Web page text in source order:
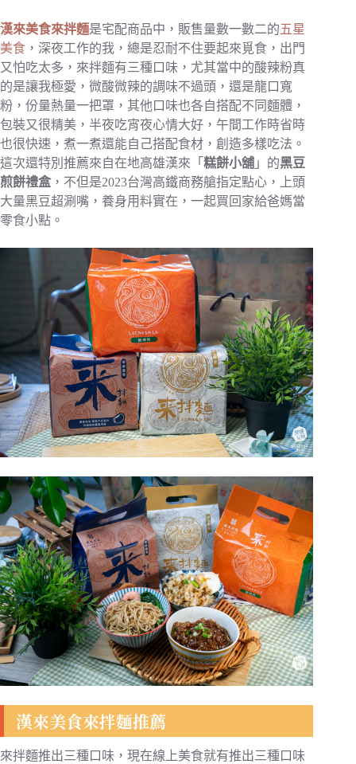
漢來美食來拌麵是宅配商品中，販售量數一數二的五星
美食 ，深夜工作的我，總是忍耐不住要起來覓食，出門
又怕吃太多，來拌麵有三種口味，尤其當中的酸辣粉真
的是讓我極愛，微酸微辣的調味不過頭，還是龍口寬
粉，份量熱量一把罩，其他口味也各自搭配不同麵體，
包裝又很精美，半夜吃宵夜心情大好，午間工作時省時
也很快速，煮一煮還能自己搭配食材，創造多樣吃法。
這次還特別推薦來自在地高雄漢來「 糕餅小舖 」的黑豆
煎餅禮盒，不但是2023台灣高鐵商務艙指定點心，上頭
大量黑豆超涮嘴，養身用料實在，一起買回家給爸媽當
零食小點。
漢來美食來拌麵推薦
來拌麵推出三種口味，現在線上美食就有推出三種口味